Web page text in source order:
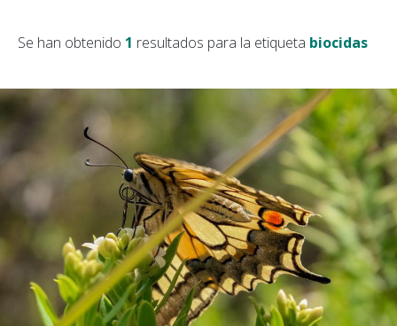
Se han obtenido 1 resultados para la etiqueta biocidas